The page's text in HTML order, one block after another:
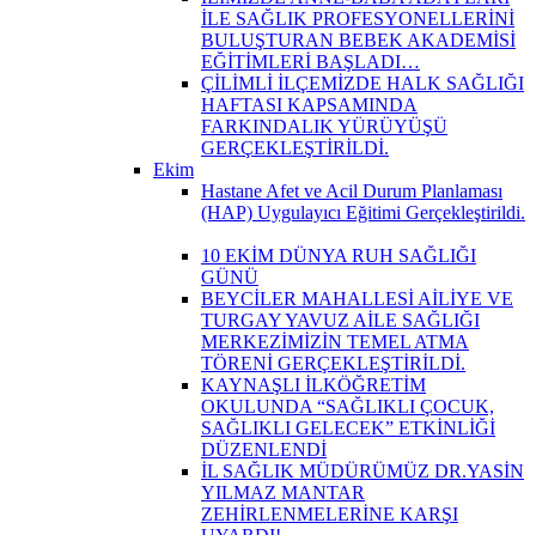
İLE SAĞLIK PROFESYONELLERİNİ
BULUŞTURAN BEBEK AKADEMİSİ
EĞİTİMLERİ BAŞLADI…
ÇİLİMLİ İLÇEMİZDE HALK SAĞLIĞI
HAFTASI KAPSAMINDA
FARKINDALIK YÜRÜYÜŞÜ
GERÇEKLEŞTİRİLDİ.
Ekim
Hastane Afet ve Acil Durum Planlaması
(HAP) Uygulayıcı Eğitimi Gerçekleştirildi.
10 EKİM DÜNYA RUH SAĞLIĞI
GÜNÜ
BEYCİLER MAHALLESİ AİLİYE VE
TURGAY YAVUZ AİLE SAĞLIĞI
MERKEZİMİZİN TEMEL ATMA
TÖRENİ GERÇEKLEŞTİRİLDİ.
KAYNAŞLI İLKÖĞRETİM
OKULUNDA “SAĞLIKLI ÇOCUK,
SAĞLIKLI GELECEK” ETKİNLİĞİ
DÜZENLENDİ
İL SAĞLIK MÜDÜRÜMÜZ DR.YASİN
YILMAZ MANTAR
ZEHİRLENMELERİNE KARŞI